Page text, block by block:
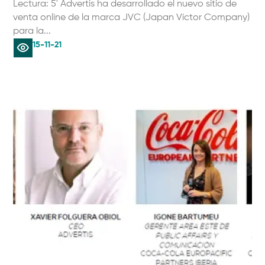
Lectura: 5' Advertis ha desarrollado el nuevo sitio de
venta online de la marca JVC (Japan Victor Company)
para la...
15-11-21